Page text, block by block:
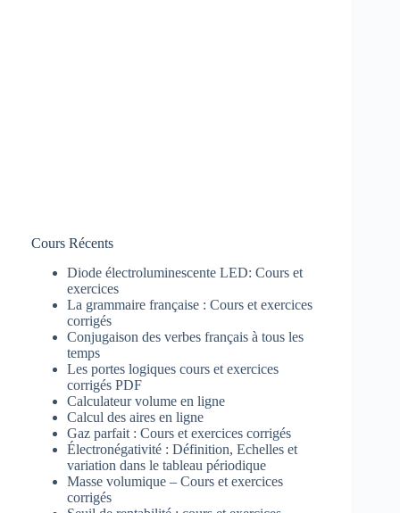
Cours Récents
Diode électroluminescente LED: Cours et
exercices
La grammaire française : Cours et exercices
corrigés
Conjugaison des verbes français à tous les
temps
Les portes logiques cours et exercices
corrigés PDF
Calculateur volume en ligne
Calcul des aires en ligne
Gaz parfait : Cours et exercices corrigés
Électronégativité : Définition, Echelles et
variation dans le tableau périodique
Masse volumique – Cours et exercices
corrigés